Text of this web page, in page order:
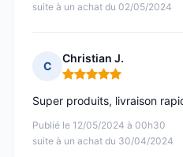
suite à un achat du 02/05/2024
C
Christian J.
Note : 5 sur 5
Publié le 12/05/2024 à 00h30
suite à un achat du 30/04/2024
Super produits, livraison